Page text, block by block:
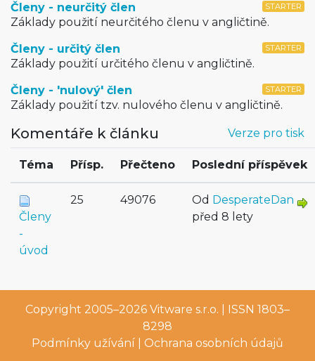
STARTER
Členy - neurčitý člen
Základy použití neurčitého členu v angličtině.
STARTER
Členy - určitý člen
Základy použití určitého členu v angličtině.
STARTER
Členy - 'nulový' člen
Základy použití tzv. nulového členu v angličtině.
Verze pro tisk
Komentáře k článku
Téma Přísp. Přečteno Poslední příspěvek
Členy
-
úvod
25 49076 Od DesperateDan
před 8 lety
Copyright 2005–2026 Vitware s.r.o. | ISSN 1803–
8298
Podmínky užívání
Ochrana osobních údajů